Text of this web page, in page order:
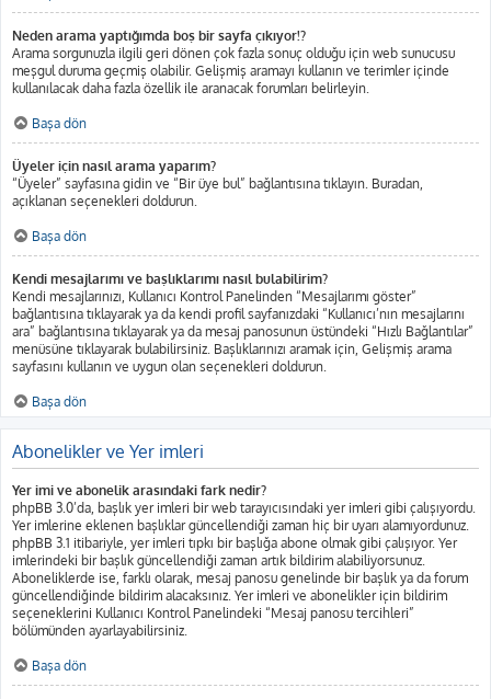
Neden arama yaptığımda boş bir sayfa çıkıyor!?
Arama sorgunuzla ilgili geri dönen çok fazla sonuç olduğu için web sunucusu
meşgul duruma geçmiş olabilir. Gelişmiş aramayı kullanın ve terimler içinde
kullanılacak daha fazla özellik ile aranacak forumları belirleyin.
Başa dön
Üyeler için nasıl arama yaparım?
“Üyeler” sayfasına gidin ve “Bir üye bul” bağlantısına tıklayın. Buradan,
açıklanan seçenekleri doldurun.
Başa dön
Kendi mesajlarımı ve başlıklarımı nasıl bulabilirim?
Kendi mesajlarınızı, Kullanıcı Kontrol Panelinden “Mesajlarımı göster”
bağlantısına tıklayarak ya da kendi profil sayfanızdaki “Kullanıcı’nın mesajlarını
ara” bağlantısına tıklayarak ya da mesaj panosunun üstündeki “Hızlı Bağlantılar”
menüsüne tıklayarak bulabilirsiniz. Başlıklarınızı aramak için, Gelişmiş arama
sayfasını kullanın ve uygun olan seçenekleri doldurun.
Başa dön
Abonelikler ve Yer imleri
Yer imi ve abonelik arasındaki fark nedir?
phpBB 3.0’da, başlık yer imleri bir web tarayıcısındaki yer imleri gibi çalışıyordu.
Yer imlerine eklenen başlıklar güncellendiği zaman hiç bir uyarı alamıyordunuz.
phpBB 3.1 itibariyle, yer imleri tıpkı bir başlığa abone olmak gibi çalışıyor. Yer
imlerindeki bir başlık güncellendiği zaman artık bildirim alabiliyorsunuz.
Aboneliklerde ise, farklı olarak, mesaj panosu genelinde bir başlık ya da forum
güncellendiğinde bildirim alacaksınız. Yer imleri ve abonelikler için bildirim
seçeneklerini Kullanıcı Kontrol Panelindeki “Mesaj panosu tercihleri”
bölümünden ayarlayabilirsiniz.
Başa dön